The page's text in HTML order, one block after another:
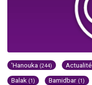
'Hanouka (244) Actualité
Balak (1) Bamidbar (1)